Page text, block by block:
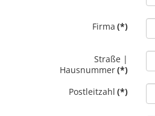
Firma (*)
Straße |
Hausnummer(*)
Postleitzahl (*)